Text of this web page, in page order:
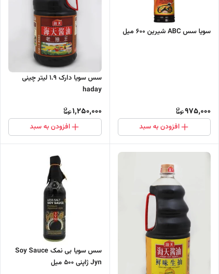
سویا سس ABC شیرین 600 میل
975,000
افزودن به سبد
سس سویا دارک 1.9 لیتر چینی
haday
1,250,000
افزودن به سبد
سس سویا بی نمک Soy Sauce
Jyn ژاپنی 500 میل